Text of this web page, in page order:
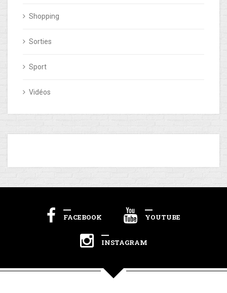
Shopping
Sorties
Sport
Vidéos
FACEBOOK YOUTUBE
INSTAGRAM